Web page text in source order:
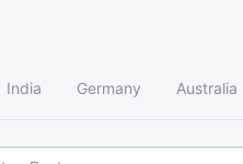
India Germany Australia